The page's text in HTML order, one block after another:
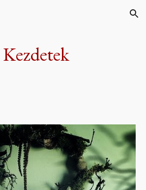
Skip to navigation
Kezdetek